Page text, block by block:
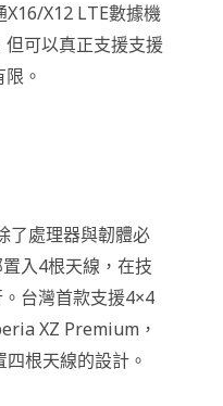
X12 LTE數據機
可以真正支援支援
。
了處理器與韌體必
入4根天線，在技
台灣首款支援4×4
XZ Premium，
根天線的設計。